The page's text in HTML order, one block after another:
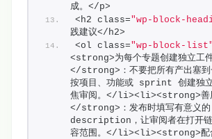
成。</p>
<h2 class="wp-block-
践建议</h2>
<ol class="wp-block-list"
<strong>为每个专题创建独立工
</strong>：不要把所有产出塞到
按项目、功能或 sprint 创建独立
焦审阅。</li><li><strong>善
</strong>：发布时填写有意义的
description，让审阅者在打开链
容范围。</li><li><strong>配